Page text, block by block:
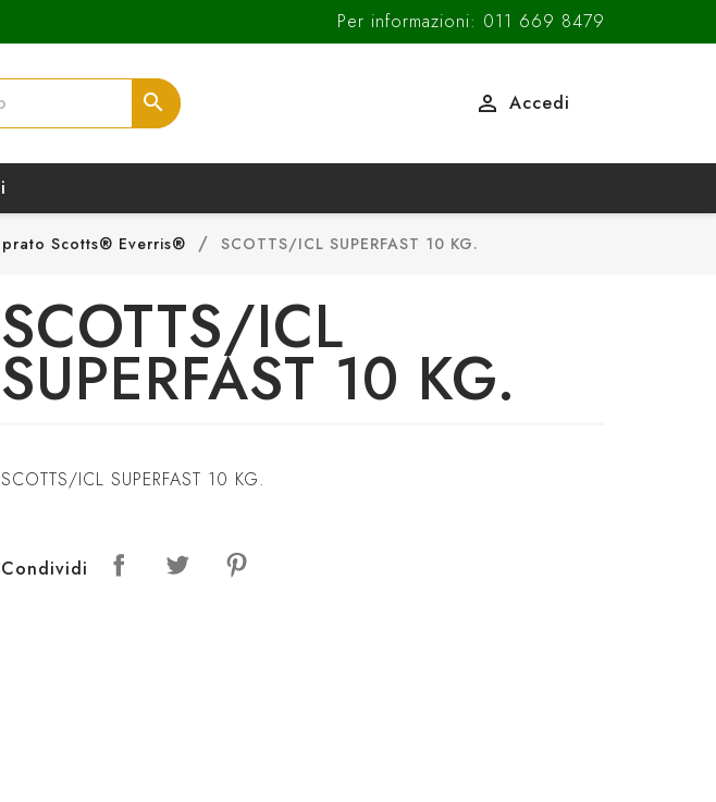
Per informazioni: 011 669 8479
search  Accedi
Scotts® Everris® SCOTTS/ICL SUPERFAST 10 KG.
SCOTTS/ICL
SUPERFAST 10 KG.
SCOTTS/ICL SUPERFAST 10 KG.
Condividi